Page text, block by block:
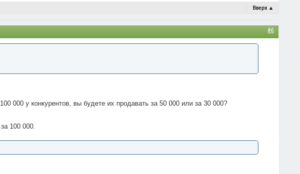
Вверх ▲
#6
000 у конкурентов, вы будете их продавать за 50 000 или за 30 000?
100 000.